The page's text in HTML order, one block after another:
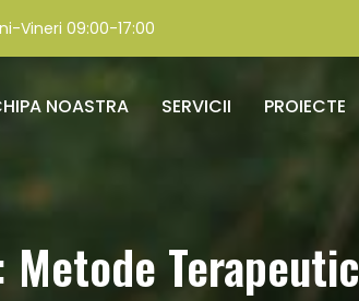
Vineri 09:00-17:00
NOASTRA SERVICII PROIECTE
Metode